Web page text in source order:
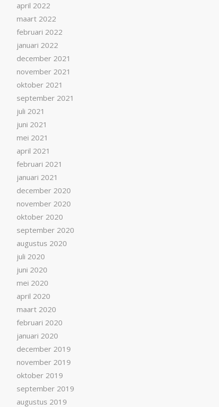
april 2022
maart 2022
februari 2022
januari 2022
december 2021
november 2021
oktober 2021
september 2021
juli 2021
juni 2021
mei 2021
april 2021
februari 2021
januari 2021
december 2020
november 2020
oktober 2020
september 2020
augustus 2020
juli 2020
juni 2020
mei 2020
april 2020
maart 2020
februari 2020
januari 2020
december 2019
november 2019
oktober 2019
september 2019
augustus 2019